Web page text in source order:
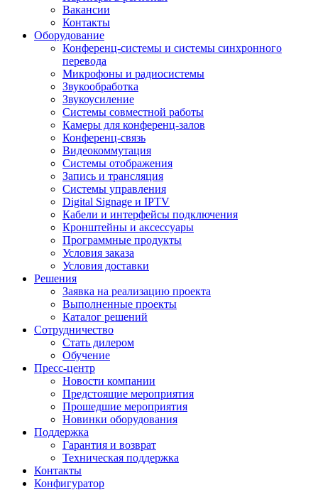
Вакансии
Контакты
Оборудование
Конференц-системы и системы синхронного
перевода
Микрофоны и радиосистемы
Звукообработка
Звукоусиление
Системы совместной работы
Камеры для конференц-залов
Конференц-связь
Видеокоммутация
Системы отображения
Запись и трансляция
Системы управления
Digital Signage и IPTV
Кабели и интерфейсы подключения
Кронштейны и аксессуары
Программные продукты
Условия заказа
Условия доставки
Решения
Заявка на реализацию проекта
Выполненные проекты
Каталог решений
Сотрудничество
Стать дилером
Обучение
Пресс-центр
Новости компании
Предстоящие мероприятия
Прошедшие мероприятия
Новинки оборудования
Поддержка
Гарантия и возврат
Техническая поддержка
Контакты
Конфигуратор